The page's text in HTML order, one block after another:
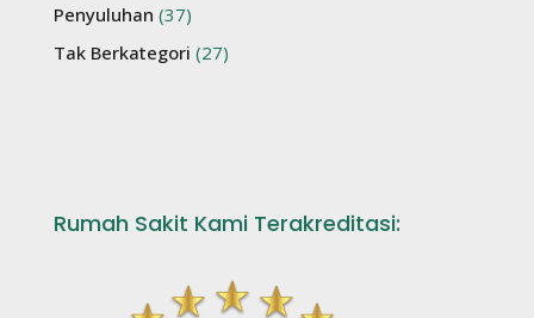
Penyuluhan (37)
Tak Berkategori (27)
Rumah Sakit Kami Terakreditasi: